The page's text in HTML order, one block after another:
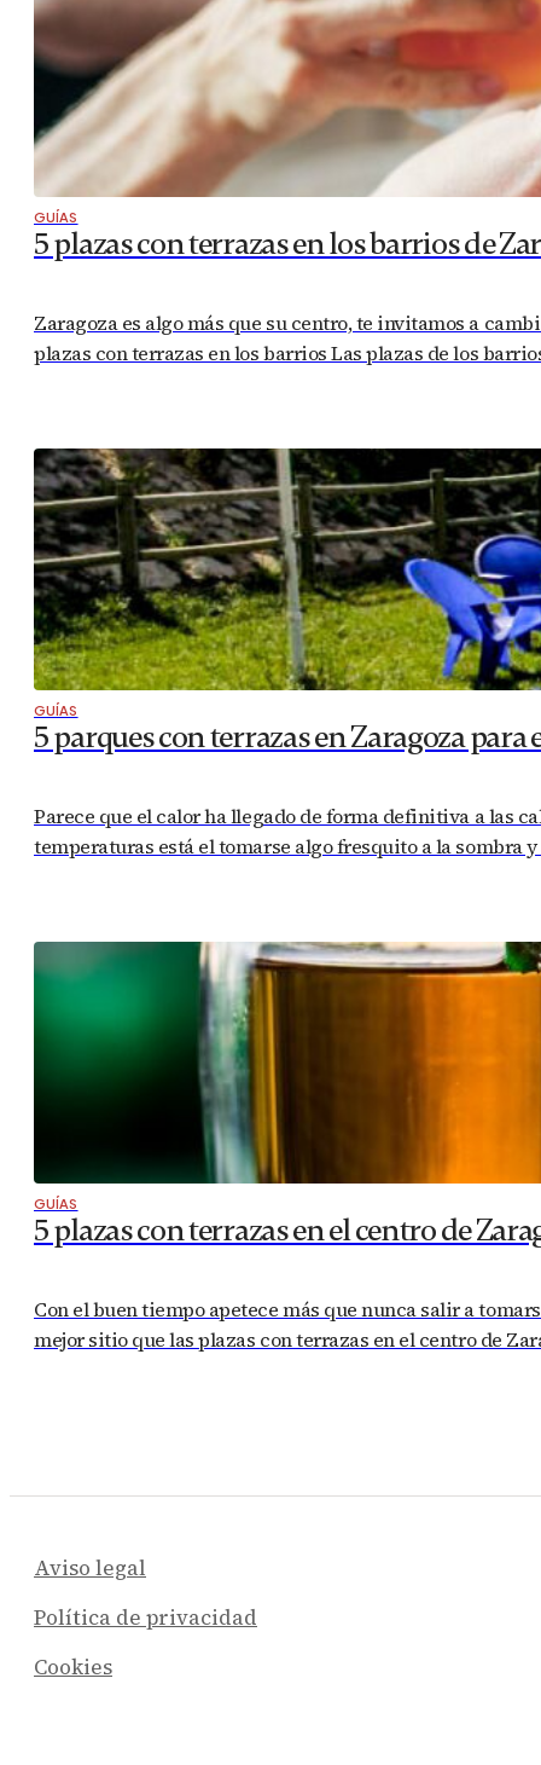
GUÍAS
5 plazas con terrazas en los barrios de
Zaragoza es algo más que su centro, te invitamos a
plazas con terrazas en los barrios Las plazas de los
GUÍAS
5 parques con terrazas en Zaragoza para
Parece que el calor ha llegado de forma definitiva a las
temperaturas está el tomarse algo fresquito a la sombra
GUÍAS
5 plazas con terrazas en el centro de
Con el buen tiempo apetece más que nunca salir a
mejor sitio que las plazas con terrazas en el centro de
Aviso legal
Política de privacidad
Cookies